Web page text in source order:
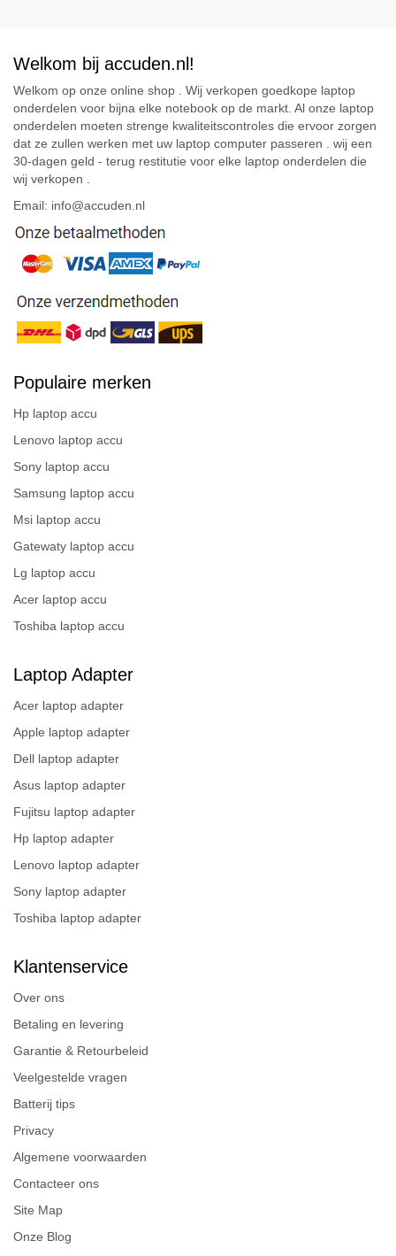
Welkom bij accuden.nl!
Welkom op onze online shop . Wij verkopen goedkope laptop
onderdelen voor bijna elke notebook op de markt. Al onze laptop
onderdelen moeten strenge kwaliteitscontroles die ervoor zorgen
dat ze zullen werken met uw laptop computer passeren . wij een
30-dagen geld - terug restitutie voor elke laptop onderdelen die
wij verkopen .
Email: info@accuden.nl
Populaire merken
Hp laptop accu
Lenovo laptop accu
Sony laptop accu
Samsung laptop accu
Msi laptop accu
Gatewaty laptop accu
Lg laptop accu
Acer laptop accu
Toshiba laptop accu
Laptop Adapter
Acer laptop adapter
Apple laptop adapter
Dell laptop adapter
Asus laptop adapter
Fujitsu laptop adapter
Hp laptop adapter
Lenovo laptop adapter
Sony laptop adapter
Toshiba laptop adapter
Klantenservice
Over ons
Betaling en levering
Garantie & Retourbeleid
Veelgestelde vragen
Batterij tips
Privacy
Algemene voorwaarden
Contacteer ons
Site Map
Onze Blog